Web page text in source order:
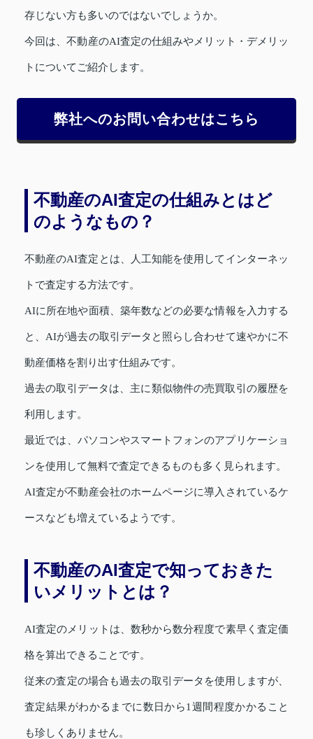
存じない方も多いのではないでしょうか。
今回は、不動産のAI査定の仕組みやメリット・デメリッ
トについてご紹介します。
弊社へのお問い合わせはこちら
不動産のAI査定の仕組みとはど
のようなもの？
不動産のAI査定とは、人工知能を使用してインターネッ
トで査定する方法です。
AIに所在地や面積、築年数などの必要な情報を入力する
と、AIが過去の取引データと照らし合わせて速やかに不
動産価格を割り出す仕組みです。
過去の取引データは、主に類似物件の売買取引の履歴を
利用します。
最近では、パソコンやスマートフォンのアプリケーショ
ンを使用して無料で査定できるものも多く見られます。
AI査定が不動産会社のホームページに導入されているケ
ースなども増えているようです。
不動産のAI査定で知っておきた
いメリットとは？
AI査定のメリットは、数秒から数分程度で素早く査定価
格を算出できることです。
従来の査定の場合も過去の取引データを使用しますが、
査定結果がわかるまでに数日から1週間程度かかること
も珍しくありません。